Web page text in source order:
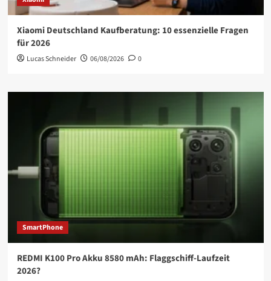
Xiaomi Deutschland Kaufberatung: 10 essenzielle Fragen
für 2026
Lucas Schneider 06/08/2026 0
SmartPhone
REDMI K100 Pro Akku 8580 mAh: Flaggschiff-Laufzeit
2026?